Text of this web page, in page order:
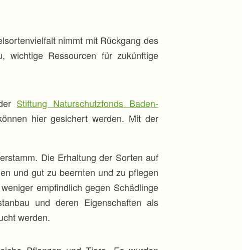
nimmt mit Rückgang des
wichtige Ressourcen für zukünftige
Stiftung Naturschutzfonds Baden-
hier gesichert werden. Mit der
Die Erhaltung der Sorten auf
und gut zu beernten und zu pflegen
empfindlich gegen Schädlinge
und deren Eigenschaften als
werden.